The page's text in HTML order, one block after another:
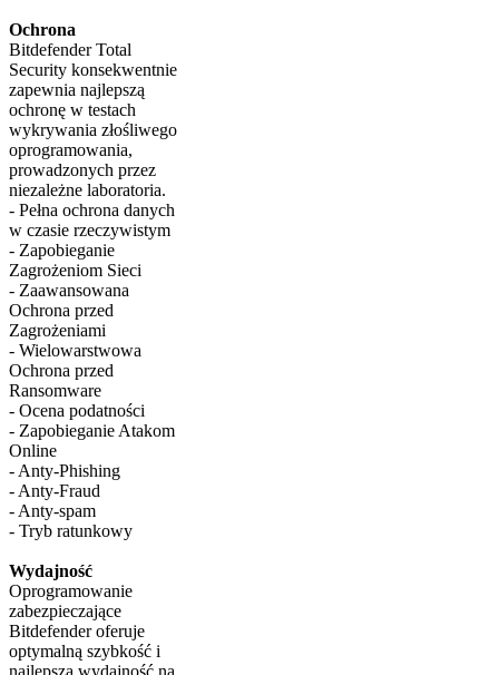
Ochrona
Bitdefender Total
Security konsekwentnie
zapewnia najlepszą
ochronę w testach
wykrywania złośliwego
oprogramowania,
prowadzonych przez
niezależne laboratoria.
- Pełna ochrona danych
w czasie rzeczywistym
- Zapobieganie
Zagrożeniom Sieci
- Zaawansowana
Ochrona przed
Zagrożeniami
- Wielowarstwowa
Ochrona przed
Ransomware
- Ocena podatności
- Zapobieganie Atakom
Online
- Anty-Phishing
- Anty-Fraud
- Anty-spam
- Tryb ratunkowy
Wydajność
Oprogramowanie
zabezpieczające
Bitdefender oferuje
optymalną szybkość i
najlepszą wydajność na